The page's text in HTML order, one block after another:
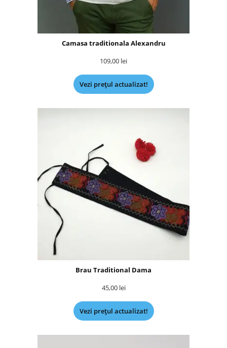
Camasa traditionala Alexandru
109,00 lei
Vezi prețul actualizat!
Brau Traditional Dama
45,00 lei
Vezi prețul actualizat!